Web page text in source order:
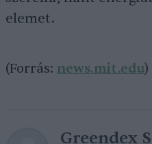
elemet.
(Forrás: news.mit.edu)
Greendex